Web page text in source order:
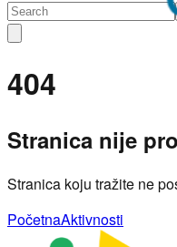
404
Stranica nije
Stranica koju tražite ne
PočetnaAktivnosti